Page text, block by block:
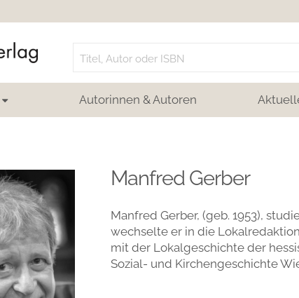
for:
Autorinnen & Autoren
Manfred Gerber
Manfred Gerber, (geb. 1953),
wechselte er in die
mit der Lokalgeschichte der
Sozial- und Kirchengeschichte